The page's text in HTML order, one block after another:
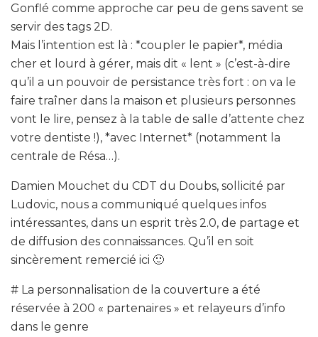
Gonflé comme approche car peu de gens savent se
servir des tags 2D.
Mais l’intention est là : *coupler le papier*, média
cher et lourd à gérer, mais dit « lent » (c’est-à-dire
qu’il a un pouvoir de persistance très fort : on va le
faire traîner dans la maison et plusieurs personnes
vont le lire, pensez à la table de salle d’attente chez
votre dentiste !), *avec Internet* (notamment la
centrale de Résa…).
Damien Mouchet du CDT du Doubs, sollicité par
Ludovic, nous a communiqué quelques infos
intéressantes, dans un esprit très 2.0, de partage et
de diffusion des connaissances. Qu’il en soit
sincèrement remercié ici 🙂
# La personnalisation de la couverture a été
réservée à 200 « partenaires » et relayeurs d’info
dans le genre